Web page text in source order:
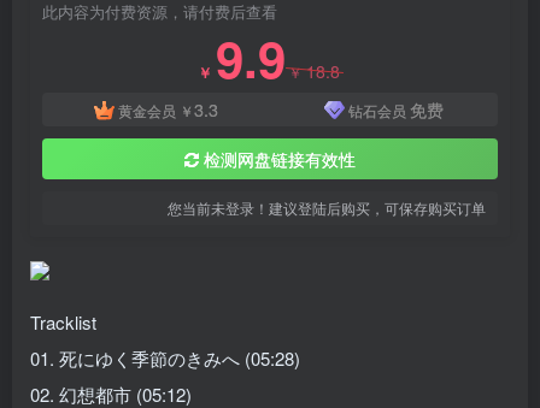
此内容为付费资源，请付费后查看
￥ 9.9￥18.8
黄金会员 ￥3.3 钻石会员 免费
检测网盘链接有效性
您当前未登录！建议登陆后购买，可保存购买订单
Tracklist
01. 死にゆく季節のきみへ (05:28)
02. 幻想都市 (05:12)